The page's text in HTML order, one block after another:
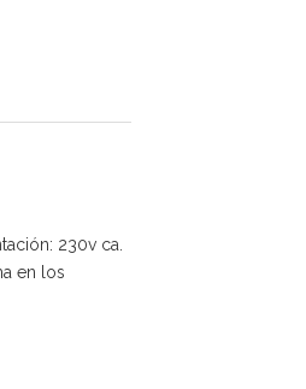
230v ca.
en los